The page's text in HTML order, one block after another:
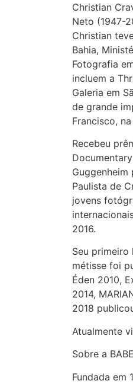
Christian
Neto (1947-
Christian
Bahia,
Fotografia
incluem a
Galeria em
de grande
Francisco,
Recebeu
Paulista de
jovens
2016.
Seu
métisse foi
Éden 2010,
2014,
2018
Atualmente
Sobre a
Fundada em